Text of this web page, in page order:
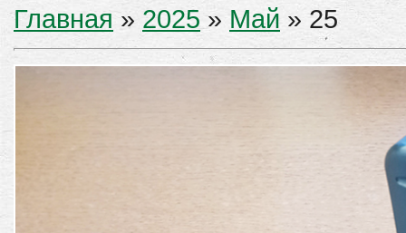
Главная » 2025 » Май » 25